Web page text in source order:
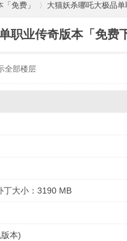
免费」 大猫妖杀哪吒大极品
职业传奇版本「免费
全部楼层
丁大小：3190 MB
本)